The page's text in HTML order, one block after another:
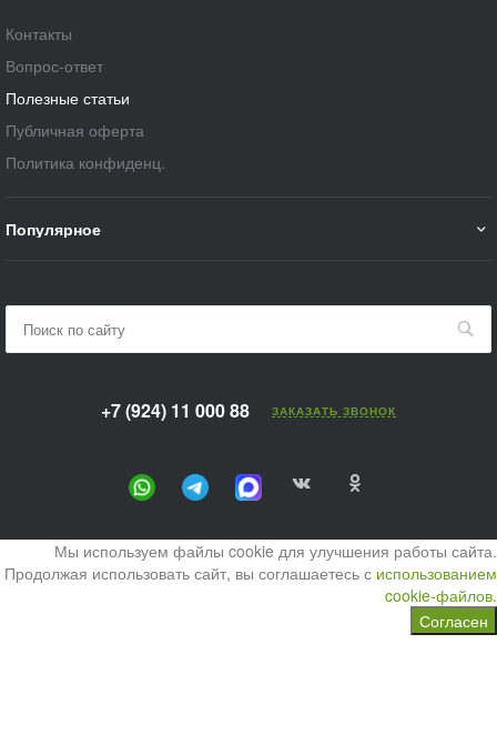
Контакты
Вопрос-ответ
Полезные статьи
Публичная оферта
Политика конфиденц.
Популярное
+7 (924) 11 000 88 ЗАКАЗАТЬ ЗВОНОК
Мы используем файлы cookie для улучшения работы сайта.
Продолжая использовать сайт, вы соглашаетесь с использованием
cookie-файлов.
Согласен